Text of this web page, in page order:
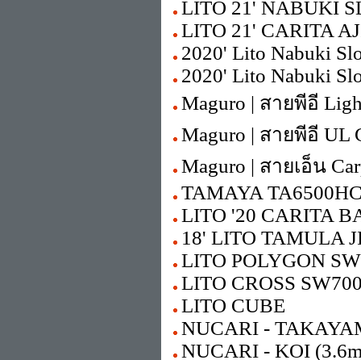
LITO 21' NABUKI
LITO 21' CARITA
2020' Lito Nabuki
2020' Lito Nabuki
Maguro | สายพีอี
Maguro | สายพีอี UL
Maguro | สายเอ็น
TAMAYA
LITO '20 CARITA
18' LITO TAMULA
LITO POLYGON
LITO CROSS
LITO CUBE
NUCARI -
NUCARI - KOI